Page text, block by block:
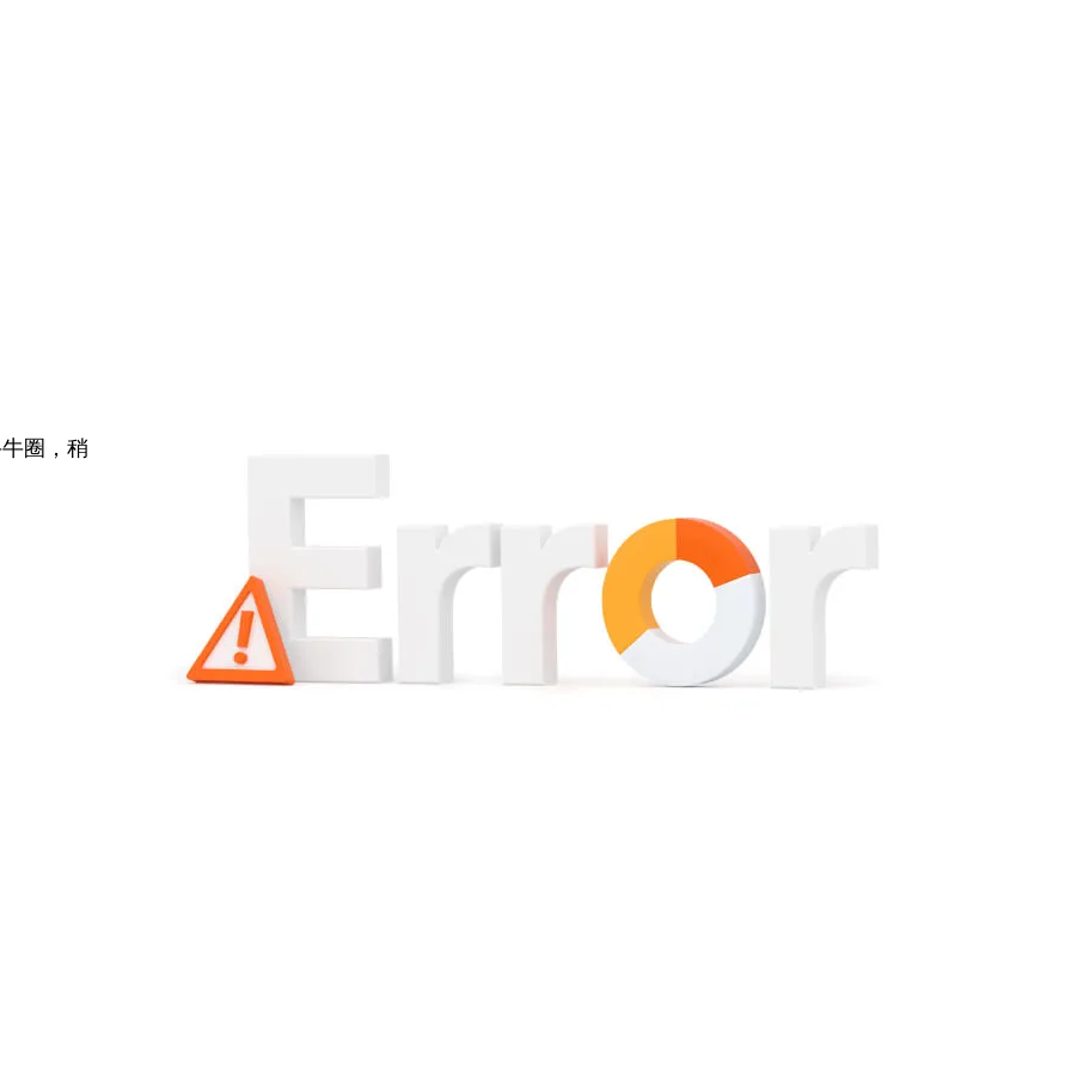
圈，稍